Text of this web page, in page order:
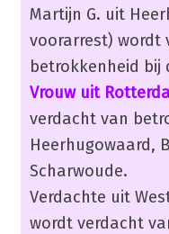
Martijn G. uit
voorarrest) wordt
betrokkenheid bij
Vrouw uit
verdacht van
Heerhugowaard,
Scharwoude.
Verdachte uit
wordt verdacht